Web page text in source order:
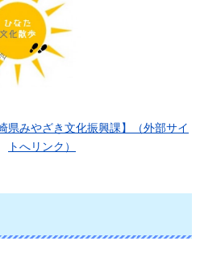
県みやざき文化振興課】（外部サイ
トへリンク）